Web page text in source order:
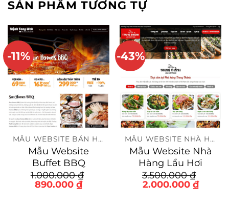
SẢN PHẨM TƯƠNG TỰ
-11%
MẪU WEBSITE BÁN HÀNG
Mẫu Website
Buffet BBQ
1.000.000₫
Giá
890.000 ₫Giá
-43%
MẪU WEBSITE NHÀ HÀNG
Mẫu Website Nhà
Hàng Lẩu Hơi
3.500.000₫
Giá
2.000.000 ₫Giá
hiện